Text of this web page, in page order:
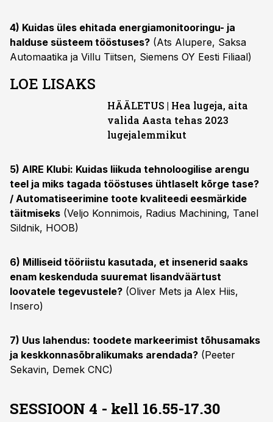
4) Kuidas üles ehitada energiamonitooringu- ja
halduse süsteem tööstuses? (Ats Alupere, Saksa
Automaatika ja Villu Tiitsen, Siemens OY Eesti Filiaal)
LOE LISAKS
HÄÄLETUS | Hea lugeja, aita
valida Aasta tehas 2023
lugejalemmikut
5) AIRE Klubi: Kuidas liikuda tehnoloogilise arengu
teel ja miks tagada tööstuses ühtlaselt kõrge tase?
/ Automatiseerimine toote kvaliteedi eesmärkide
täitmiseks (Veljo Konnimois, Radius Machining, Tanel
Sildnik, HOOB)
6) Milliseid tööriistu kasutada, et insenerid saaks
enam keskenduda suuremat lisandväärtust
loovatele tegevustele? (Oliver Mets ja Alex Hiis,
Insero)
7) Uus lahendus: toodete markeerimist tõhusamaks
ja keskkonnasõbralikumaks arendada? (Peeter
Sekavin, Demek CNC)
SESSIOON 4 - kell 16.55-17.30